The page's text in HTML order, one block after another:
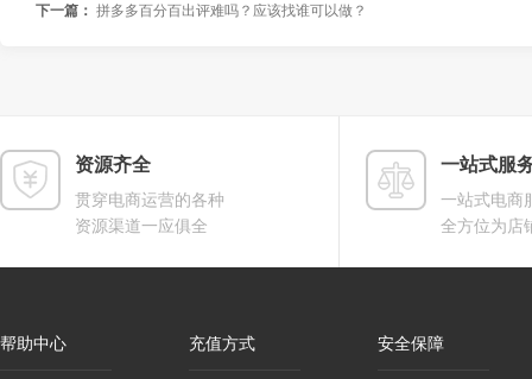
下一篇： 拼多多百分百出评难吗？应该找谁可以做？
资源齐全
贯穿电商运营的各种
资源渠道一应俱全
一站式服
一站式电商
全方位为店
帮助中心 充值方式 安全保障